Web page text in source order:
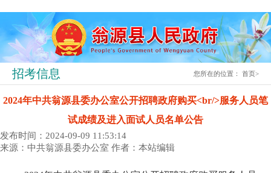
招考信息 您所在的位置：首页>
2024年中共翁源县委办公室公开招聘政府购买<br/>服务人员笔
试成绩及进入面试人员名单公告
发布时间：2024-09-09 11:53:14
来源：中共翁源县委办公室 作者：本站编辑